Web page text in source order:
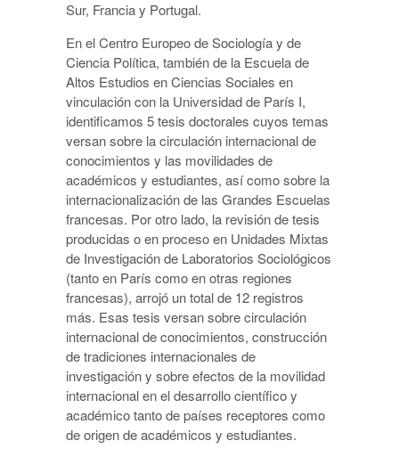
Sur, Francia y Portugal.
En el Centro Europeo de Sociología y de
Ciencia Política, también de la Escuela de
Altos Estudios en Ciencias Sociales en
vinculación con la Universidad de París I,
identificamos 5 tesis doctorales cuyos temas
versan sobre la circulación internacional de
conocimientos y las movilidades de
académicos y estudiantes, así como sobre la
internacionalización de las Grandes Escuelas
francesas. Por otro lado, la revisión de tesis
producidas o en proceso en Unidades Mixtas
de Investigación de Laboratorios Sociológicos
(tanto en París como en otras regiones
francesas), arrojó un total de 12 registros
más. Esas tesis versan sobre circulación
internacional de conocimientos, construcción
de tradiciones internacionales de
investigación y sobre efectos de la movilidad
internacional en el desarrollo científico y
académico tanto de países receptores como
de origen de académicos y estudiantes.